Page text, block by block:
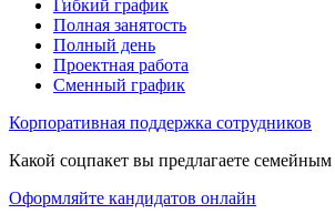
Гибкий график
Полная занятость
Полный день
Проектная работа
Сменный график
Корпоративная поддержка сотрудников
Какой соцпакет вы предлагаете
Оформляйте кандидатов онлайн